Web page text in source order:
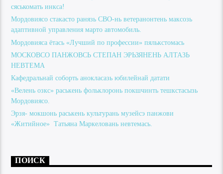
сяськомать инкса!
Мордовиясо стакасто ранязь СВО-нь ветеранонтень максозь
адаптивной управления марто автомобиль.
Мордовияса ётась «Лучший по профессии» пялькстомась
МОСКОВСО ПАНЖОВСЬ СТЕПАН ЭРЬЗЯНЕНЬ АЛТАЗЬ
НЕВТЕМА
Кафедральнай соборть анокласазь юбилейнай датати
«Велень озкс» раськень фольклоронь покшчинть тешкстасызь
Мордовиясо.
Эрзя- мокшонь раськень культурань музейсэ панжови
«Житийное» Татьяна Маркеловань невтемась.
ПОИСК